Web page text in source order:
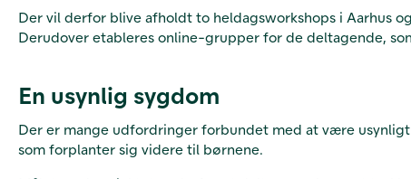
Der vil derfor blive afholdt to heldagsworkshops i Aarhus
Derudover etableres online-grupper for de deltagende,
En usynlig sygdom
Der er mange udfordringer forbundet med at være
som forplanter sig videre til børnene.